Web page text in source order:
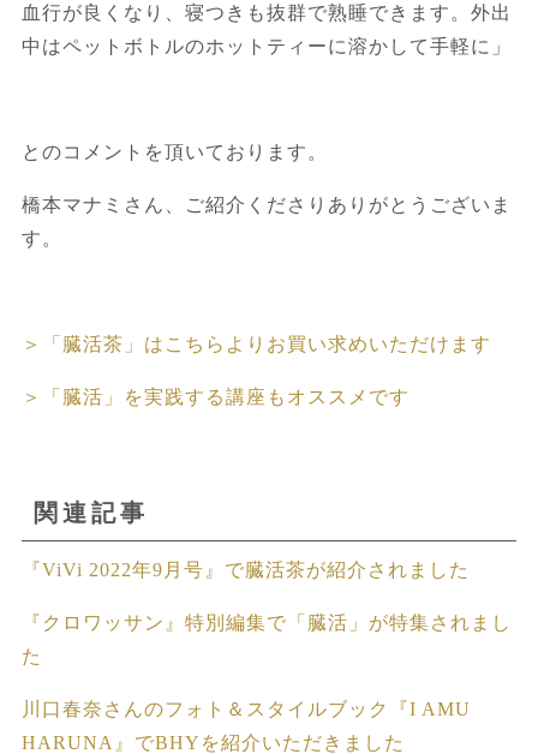
血行が良くなり、寝つきも抜群で熟睡できます。外出
中はペットボトルのホットティーに溶かして手軽に」
とのコメントを頂いております。
橋本マナミさん、ご紹介くださりありがとうございま
す。
＞「臓活茶」はこちらよりお買い求めいただけます
＞「臓活」を実践する講座もオススメです
関連記事
『ViVi 2022年9月号』で臓活茶が紹介されました
『クロワッサン』特別編集で「臓活」が特集されまし
た
川口春奈さんのフォト＆スタイルブック『I AMU
HARUNA』でBHYを紹介いただきました